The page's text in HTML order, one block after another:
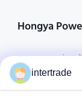
Hongya
προσαρμοσμένες
intertrade